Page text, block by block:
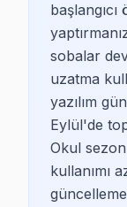
Abbasağa
Beşiktaş -
Akatlar
Beşiktaş -
Arnavutköy
Beşiktaş -
sobalar
uzatma
yazılım
Eylül'de
Okul
kullanımı